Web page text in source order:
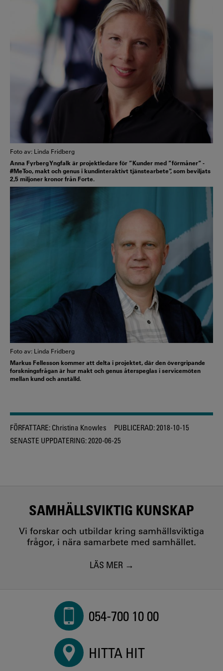
Foto av: Linda Fridberg
Anna Fyrberg Yngfalk är projektledare för ”Kunder med ”förmåner” -
#MeToo, makt och genus i kundinteraktivt tjänstearbete”, som beviljats
2,5 miljoner kronor från Forte.
Foto av: Linda Fridberg
Markus Fellesson kommer att delta i projektet, där den övergripande
forskningsfrågan är hur makt och genus återspeglas i servicemöten
mellan kund och anställd.
FÖRFATTARE: Christina Knowles PUBLICERAD:2018-10-15
SENASTE UPPDATERING:2020-06-25
SAMHÄLLSVIKTIG KUNSKAP
Vi forskar och utbildar kring samhällsviktiga
frågor, i nära samarbete med samhället.
LÄS MER
054-700 10 00
HITTA HIT